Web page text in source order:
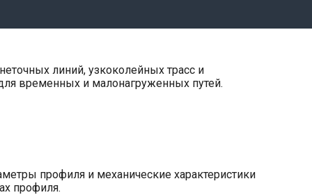
линий, узкоколейных трасс и
временных и малонагруженных путей.
профиля и механические характеристики
профиля.